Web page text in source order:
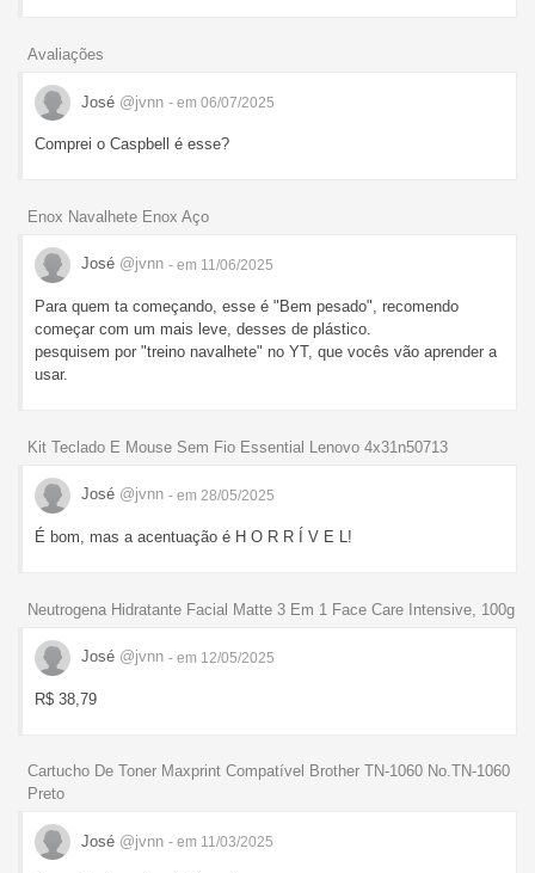
Avaliações
José @jvnn - em 06/07/2025
Comprei o Caspbell é esse?
Enox Navalhete Enox Aço
José @jvnn - em 11/06/2025
Para quem ta começando, esse é "Bem pesado", recomendo
começar com um mais leve, desses de plástico.
pesquisem por "treino navalhete" no YT, que vocês vão aprender a
usar.
Kit Teclado E Mouse Sem Fio Essential Lenovo 4x31n50713
José @jvnn - em 28/05/2025
É bom, mas a acentuação é H O R R Í V E L!
Neutrogena Hidratante Facial Matte 3 Em 1 Face Care Intensive, 100g
José @jvnn - em 12/05/2025
R$ 38,79
Cartucho De Toner Maxprint Compatível Brother TN-1060 No.TN-1060
Preto
José @jvnn - em 11/03/2025